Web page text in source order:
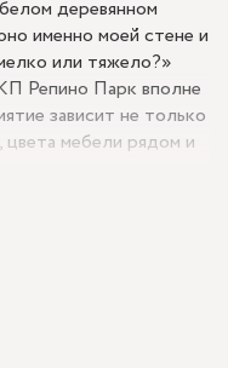
деревянном
именно моей стене и
или тяжело?»
Репино Парк вполне
зависит не только
мебели рядом и
контраст,
а круглая форма